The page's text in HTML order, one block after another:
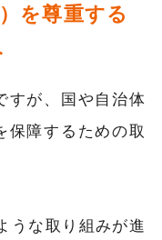
を尊重する
すが、国や自治体
保障するための取
うな取り組みが進